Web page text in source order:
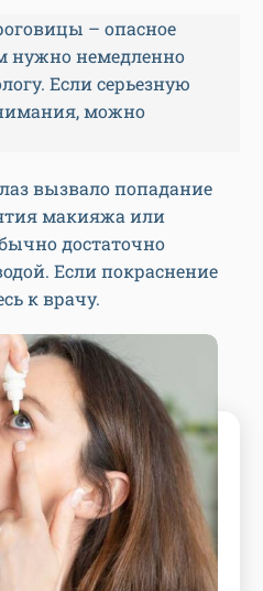
– опасное
нужно немедленно
Если серьезную
можно
вызвало попадание
макияжа или
достаточно
Если покраснение
к врачу.